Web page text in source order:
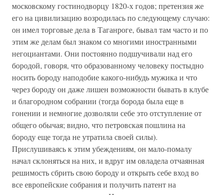
московскому гостинодворцу 1820-х годов; претензия же
его на цивилизацию возродилась по следующему случаю:
он имел торговые дела в Таганроге, бывал там часто и по
этим же делам был знаком со многими иностранными
негоциантами. Они постоянно подшучивали над его
бородой, говоря, что образованному человеку постыдно
носить бороду наподобие какого-нибудь мужика и что
через бороду он даже лишен возможности бывать в клубе
и благородном собрании (тогда борода была еще в
гонении и немногие дозволяли себе это отступление от
общего обычая; видно, что петровская пошлина на
бороду еще тогда не утратила своей силы).
Прислушиваясь к этим убеждениям, он мало-помалу
начал склоняться на них, и вдруг им овладела отчаянная
решимость сбрить свою бороду и открыть себе вход во
все европейские собрания и получить патент на